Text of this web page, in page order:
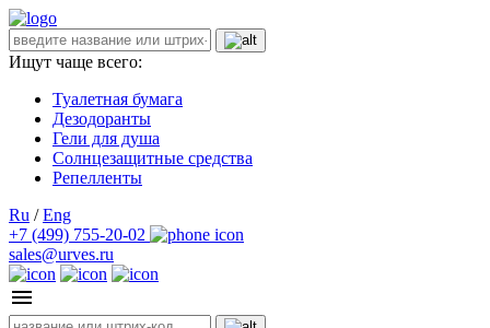
Ищут чаще всего:
Туалетная бумага
Дезодоранты
Гели для душа
Солнцезащитные средства
Репелленты
Ru / Eng
+7 (499) 755-20-02
sales@urves.ru